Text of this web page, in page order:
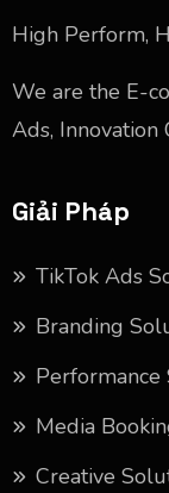
High Perform,
We are the E-
Ads, Innovation
Giải Pháp
TikTok Ads
Branding
Performance
Media
Creative